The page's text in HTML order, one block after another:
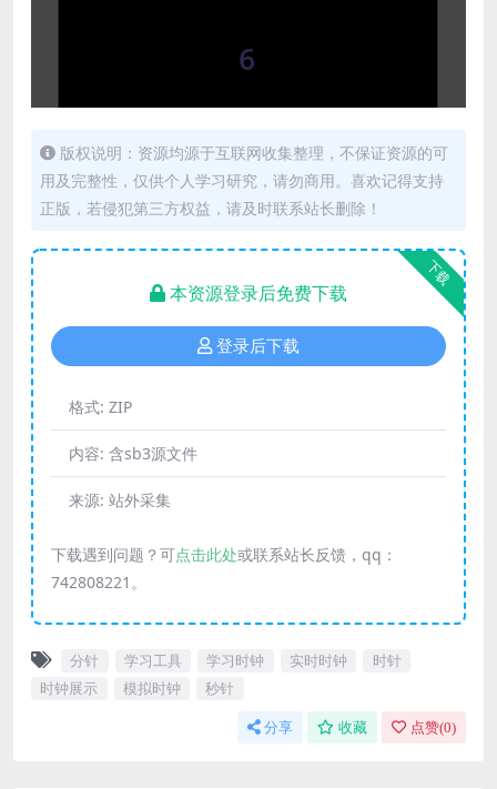
版权说明：资源均源于互联网收集整理，不保证资源的可
用及完整性，仅供个人学习研究，请勿商用。喜欢记得支持
正版，若侵犯第三方权益，请及时联系站长删除！
下载
本资源登录后免费下载
登录后下载
格式: ZIP
内容: 含sb3源文件
来源: 站外采集
下载遇到问题？可点击此处或联系站长反馈，qq：
742808221。
分针 学习工具 学习时钟 实时时钟
时针
时钟展示
模拟时钟 秒针
分享 收藏 点赞(0)